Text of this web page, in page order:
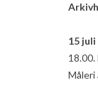
15 juli
18.00.
Måleri